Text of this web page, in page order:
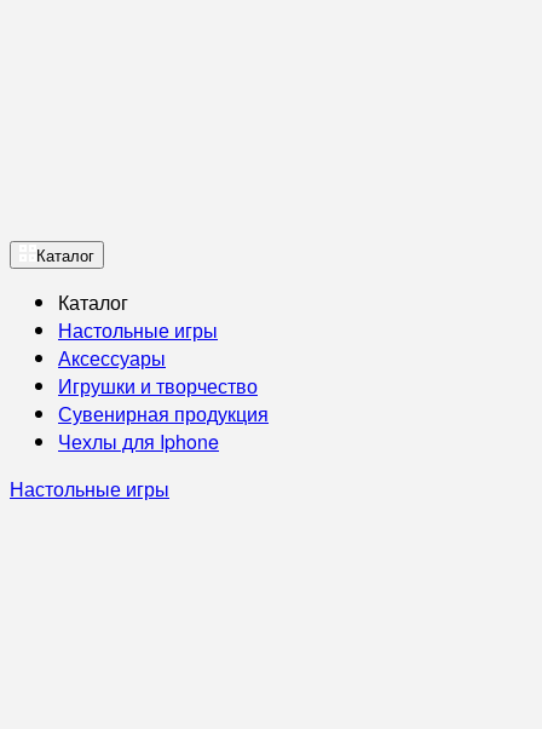
Каталог
Каталог
Настольные игры
Аксессуары
Игрушки и творчество
Сувенирная продукция
Чехлы для Iphone
Настольные игры